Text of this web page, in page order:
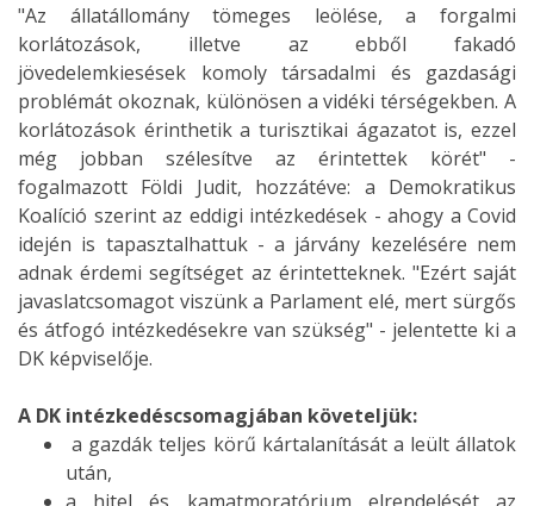
"Az állatállomány tömeges leölése, a forgalmi
korlátozások, illetve az ebből fakadó
jövedelemkiesések komoly társadalmi és gazdasági
problémát okoznak, különösen a vidéki térségekben. A
korlátozások érinthetik a turisztikai ágazatot is, ezzel
még jobban szélesítve az érintettek körét" -
fogalmazott Földi Judit, hozzátéve: a Demokratikus
Koalíció szerint az eddigi intézkedések - ahogy a Covid
idején is tapasztalhattuk - a járvány kezelésére nem
adnak érdemi segítséget az érintetteknek. "Ezért saját
javaslatcsomagot viszünk a Parlament elé, mert sürgős
és átfogó intézkedésekre van szükség" - jelentette ki a
DK képviselője.
A DK intézkedéscsomagjában követeljük:
a gazdák teljes körű kártalanítását a leült állatok
után,